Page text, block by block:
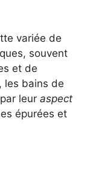
variée de
souvent
et de
les bains de
leur aspect
épurées et